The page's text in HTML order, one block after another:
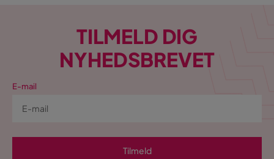
TILMELD DIG
NYHEDSBREVET
E-mail
Tilmeld